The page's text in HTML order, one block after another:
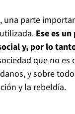
una parte
Ese es
y, por lo
que no es
y sobre
y la rebeldía.